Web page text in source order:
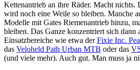
Kettenantrieb an ihre Räder. Macht nichts.
wird noch eine Weile so bleiben. Manche
Modelle mit Gates Riemenantrieb hinzu,
bleiben. Das Ganze konzentriert sich
Einsatzbereiche wie etwa derFixie Inc.
das Veloheld Path Urban MTB oder das
(und viele mehr). Auch gut. Man muss ja